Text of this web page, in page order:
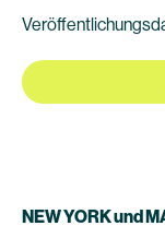
NEW YORK und